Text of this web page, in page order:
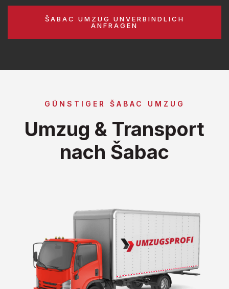
ŠABAC UMZUG UNVERBINDLICH
ANFRAGEN
GÜNSTIGER ŠABAC UMZUG
Umzug & Transport
nach Šabac